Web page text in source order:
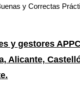
y Correctas
y gestores
Alicante,